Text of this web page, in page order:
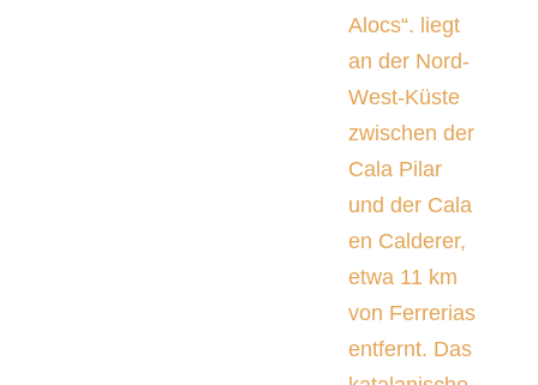
Alocs“. liegt
an der Nord-
West-Küste
zwischen der
Cala Pilar
und der Cala
en Calderer,
etwa 11 km
von Ferrerias
entfernt. Das